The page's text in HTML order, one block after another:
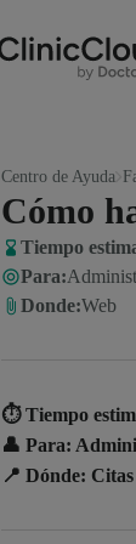
Centro de Ayuda
Cómo
Tiempo
Para:
Donde:Web
⏱️Tiempo
👤 Para:
📍 Dónde: